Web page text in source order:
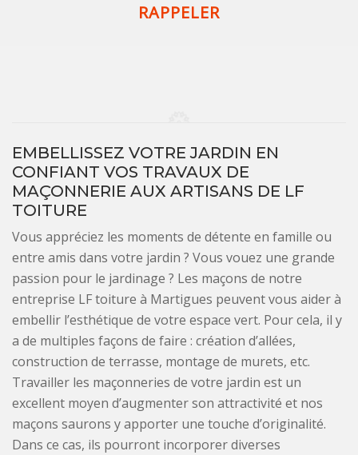
EMBELLISSEZ VOTRE JARDIN EN
CONFIANT VOS TRAVAUX DE
MAÇONNERIE AUX ARTISANS DE LF
TOITURE
Vous appréciez les moments de détente en famille ou
entre amis dans votre jardin ? Vous vouez une grande
passion pour le jardinage ? Les maçons de notre
entreprise LF toiture à Martigues peuvent vous aider à
embellir l’esthétique de votre espace vert. Pour cela, il y
a de multiples façons de faire : création d’allées,
construction de terrasse, montage de murets, etc.
Travailler les maçonneries de votre jardin est un
excellent moyen d’augmenter son attractivité et nos
maçons saurons y apporter une touche d’originalité.
Dans ce cas, ils pourront incorporer diverses